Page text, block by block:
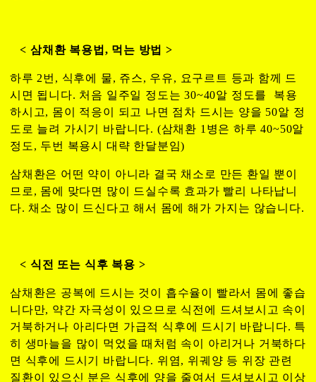
< 삼채환 복용법, 먹는 방법 >
하루 2번, 식후에 물, 쥬스, 우유, 요구르트 등과 함께 드
시면 됩니다. 처음 일주일 정도는 30~40알 정도를 복용
하시고, 몸이 적응이 되고 나면 점차 드시는 양을 50알 정
도로 늘려 가시기 바랍니다. (삼채환 1병은 하루 40~50알
정도, 두번 복용시 대략 한달분임)
삼채환은 어떤 약이 아니라 결국 채소로 만든 환일 뿐이
므로, 몸에 맞다면 많이 드실수록 효과가 빨리 나타납니
다. 채소 많이
드신다고 해서 몸에 해가 가지는 않습니다.
< 식전 또는 식후 복용 >
삼채환은 공복에 드시는 것이 흡수율이 빨라서 몸에 좋습
니다만, 약간 자극성이 있으므로 식전에 드셔보시고 속이
거북하거나 아리다면 가급적 식후에 드시기 바랍니다. 특
히 생마늘을 많이 먹었을 때처럼 속이 아리거나 거북하다
면 식후에 드시기 바랍니다. 위염, 위궤양 등 위장 관련
질환이 있으신 분은 식후에 양을 줄여서 드셔보시고 이상